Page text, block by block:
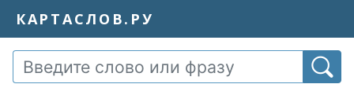
КАРТАСЛОВ.РУ